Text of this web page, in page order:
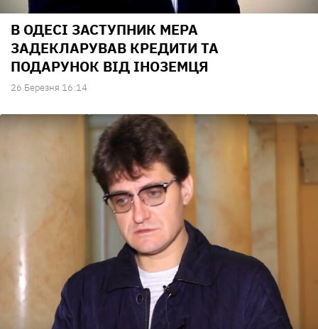
В ОДЕСІ ЗАСТУПНИК МЕРА
ЗАДЕКЛАРУВАВ КРЕДИТИ ТА
ПОДАРУНОК ВІД ІНОЗЕМЦЯ
26 Березня 16:14